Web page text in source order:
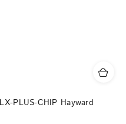
PLUS-CHIP Hayward